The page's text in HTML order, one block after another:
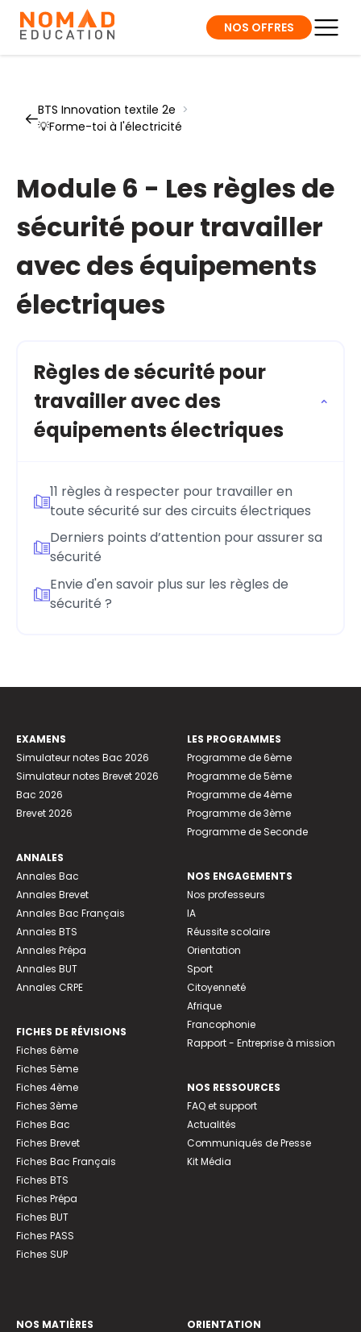
NOS OFFRES
BTS Innovation textile 2e >
💡Forme-toi à l'électricité
Module 6 - Les règles de
sécurité pour travailler
avec des équipements
électriques
Règles de sécurité pour
travailler avec des
équipements électriques
11 règles à respecter pour travailler en
toute sécurité sur des circuits électriques
Derniers points d’attention pour assurer sa
sécurité
Envie d'en savoir plus sur les règles de
sécurité ?
EXAMENS
Simulateur notes Bac 2026
Simulateur notes Brevet 2026
Bac 2026
Brevet 2026
ANNALES
Annales Bac
Annales Brevet
Annales Bac Français
Annales BTS
Annales Prépa
Annales BUT
Annales CRPE
FICHES DE RÉVISIONS
Fiches 6ème
Fiches 5ème
Fiches 4ème
Fiches 3ème
Fiches Bac
Fiches Brevet
Fiches Bac Français
Fiches BTS
Fiches Prépa
Fiches BUT
Fiches PASS
Fiches SUP
LES PROGRAMMES
Programme de 6ème
Programme de 5ème
Programme de 4ème
Programme de 3ème
Programme de Seconde
NOS ENGAGEMENTS
Nos professeurs
IA
Réussite scolaire
Orientation
Sport
Citoyenneté
Afrique
Francophonie
Rapport - Entreprise à mission
NOS RESSOURCES
FAQ et support
Actualités
Communiqués de Presse
Kit Média
NOS MATIÈRES
ORIENTATION